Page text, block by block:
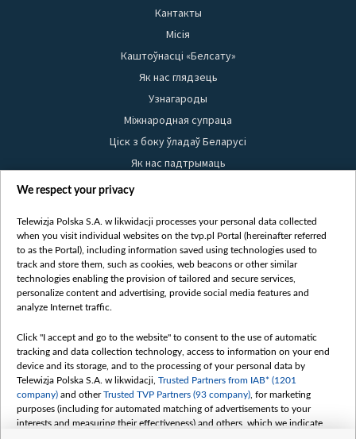
Кантакты
Місія
Каштоўнасці «Белсату»
Як нас глядзець
Узнагароды
Міжнародная супраца
Ціск з боку ўладаў Беларусі
Як нас падтрымаць
Правілы выкарыстання матэрыялаў
Бяспека
Youtube
Белсат news
Белсат Shorts
Жэстачайшы мульт
Belsat English
Biełsat PL
Белсат Now
Белсат History
We respect your privacy
Telewizja Polska S.A. w likwidacji processes your personal data collected
when you visit individual websites on the tvp.pl Portal (hereinafter referred
to as the Portal), including information saved using technologies used to
track and store them, such as cookies, web beacons or other similar
technologies enabling the provision of tailored and secure services,
personalize content and advertising, provide social media features and
analyze Internet traffic.
Click "I accept and go to the website" to consent to the use of automatic
tracking and data collection technology, access to information on your end
device and its storage, and to the processing of your personal data by
Telewizja Polska S.A. w likwidacji, Trusted Partners from IAB* (1201
company) and otherTrusted TVP Partners (93 company) , for marketing
purposes (including for automated matching of advertisements to your
interests and measuring their effectiveness) and others, which we indicate